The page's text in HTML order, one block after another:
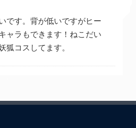
です。背が低いですがヒー
ャラもできます！ねこだい
狐コスしてます。